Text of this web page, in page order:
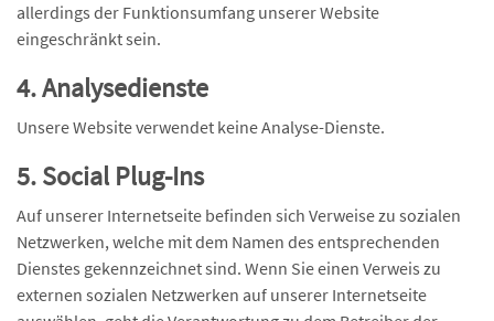
allerdings der Funktionsumfang unserer Website
eingeschränkt sein.
4. Analysedienste
Unsere Website verwendet keine Analyse-Dienste.
5. Social Plug-Ins
Auf unserer Internetseite befinden sich Verweise zu sozialen
Netzwerken, welche mit dem Namen des entsprechenden
Dienstes gekennzeichnet sind. Wenn Sie einen Verweis zu
externen sozialen Netzwerken auf unserer Internetseite